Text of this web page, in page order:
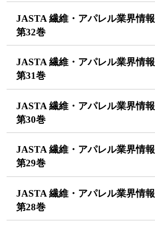
JASTA 繊維・アパレル業界情報
第32巻
JASTA 繊維・アパレル業界情報
第31巻
JASTA 繊維・アパレル業界情報
第30巻
JASTA 繊維・アパレル業界情報
第29巻
JASTA 繊維・アパレル業界情報
第28巻